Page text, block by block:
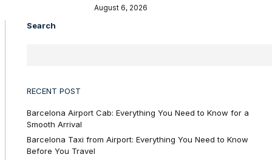
August 6, 2026
Search
RECENT POST
Barcelona Airport Cab: Everything You Need to Know for a
Smooth Arrival
Barcelona Taxi from Airport: Everything You Need to Know
Before You Travel